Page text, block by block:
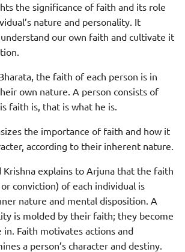
the significance of faith and its role
nature and personality. It
our own faith and cultivate it
the faith of each person is in
own nature. A person consists of
faith is, that is what he is.
the importance of faith and how it
according to their inherent nature.
Krishna explains to Arjuna that the faith
conviction) of each individual is
nature and mental disposition. A
is molded by their faith; they become
Faith motivates actions and
a person’s character and destiny.